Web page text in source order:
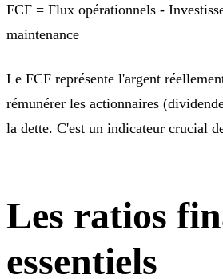
FCF = Flux opérationnels -
maintenance
Le FCF représente l'argent
rémunérer les actionnaires
la dette. C'est un indicateur crucial
Les ratios
essentiels